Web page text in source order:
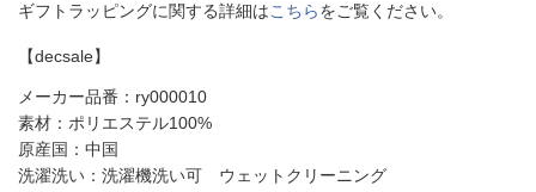
ギフトラッピングに関する詳細はこちらをご覧ください。
【decsale】
メーカー品番：ry000010
素材：ポリエステル100%
原産国：中国
洗濯洗い：洗濯機洗い可 ウェットクリーニング